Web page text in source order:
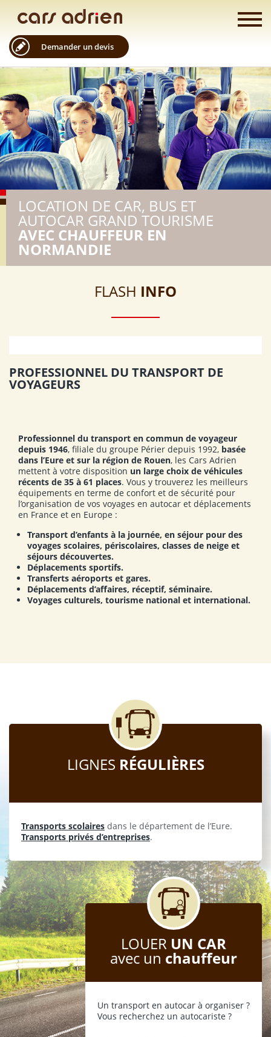
Demander un devis
LOCATION DE CAR, BUS ET
AUTOCAR GRAND TOURISME
AVEC CHAUFFEUR EN
NORMANDIE
FLASH INFO
PROFESSIONNEL DU TRANSPORT DE
VOYAGEURS
Professionnel du transport en commun de voyageur
depuis 1946, filiale du groupe Périer depuis 1992, basée
dans l’Eure et sur la région de Rouen, les Cars Adrien
mettent à votre disposition un large choix de véhicules
récents de 35 à 61 places. Vous y trouverez les meilleurs
équipements en terme de confort et de sécurité pour
l’organisation de vos voyages en autocar et déplacements
en France et en Europe :
Transport d’enfants à la journée, en séjour pour des
voyages scolaires, périscolaires, classes de neige et
séjours découvertes.
Déplacements sportifs.
Transferts aéroports et gares.
Déplacements d’affaires, réceptif, séminaire.
Voyages culturels, tourisme national et international.
LIGNES RÉGULIÈRES
Transports scolaires dans le département de l’Eure.
Transports privés d’entreprises.
LOUER UN CAR
avec un chauffeur
Un transport en autocar à organiser ?
Vous recherchez un autocariste ?